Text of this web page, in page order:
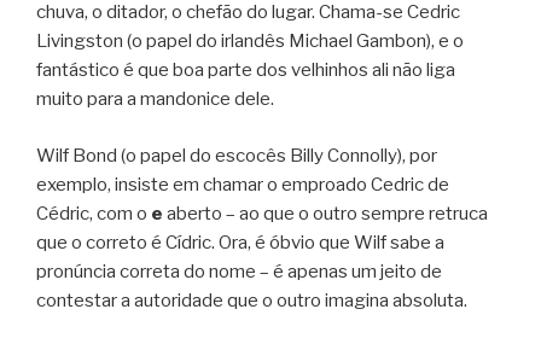
chuva, o ditador, o chefão do lugar. Chama-se Cedric
Livingston (o papel do irlandês Michael Gambon), e o
fantástico é que boa parte dos velhinhos ali não liga
muito para a mandonice dele.
Wilf Bond (o papel do escocês Billy Connolly), por
exemplo, insiste em chamar o emproado Cedric de
Cédric, com o e aberto – ao que o outro sempre retruca
que o correto é Cídric. Ora, é óbvio que Wilf sabe a
pronúncia correta do nome – é apenas um jeito de
contestar a autoridade que o outro imagina absoluta.